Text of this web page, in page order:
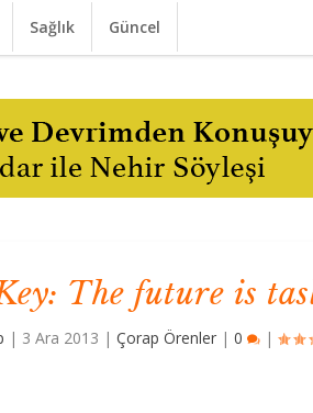
Sağlık Güncel
The future is
| 3 Ara 2013 |Çorap Örenler |0 |